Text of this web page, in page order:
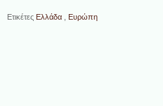
Ετικέτες Ελλάδα Ευρώπη